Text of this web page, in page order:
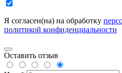
Я согласен(на) на обработку
политикой конфиденциальности
Оставить отзыв